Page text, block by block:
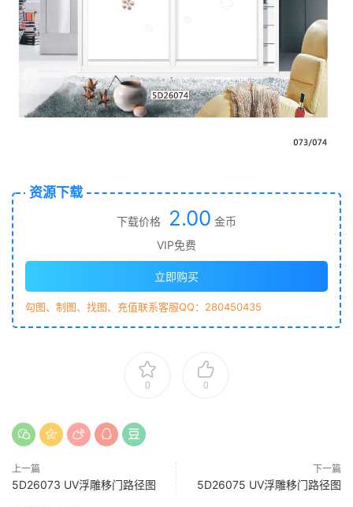
资源下载
下载价格 2.00 金币
VIP免费
立即购买
勾图、制图、找图、充值联系客服QQ：280450435
0 0
上一篇
5D26073 UV浮雕移门路径图
下一篇
5D26075 UV浮雕移门路径图